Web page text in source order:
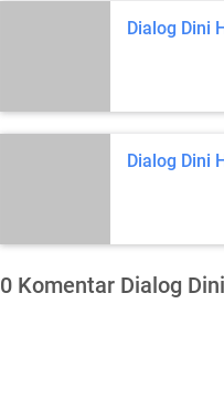
Dialog Dini
Dialog Dini
0 Komentar Dialog